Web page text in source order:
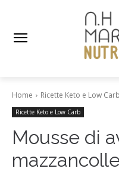
Home Ricette Keto e Low Carb
Ricette Keto e Low Carb
Mousse di